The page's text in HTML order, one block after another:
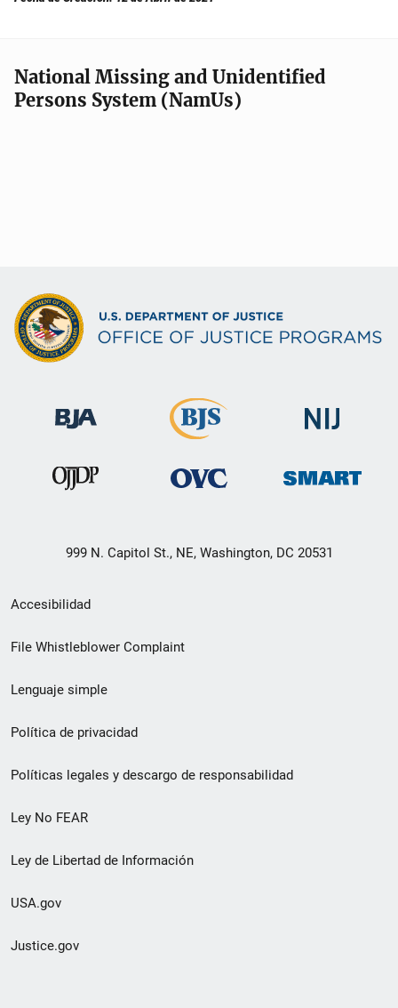
National Missing and Unidentified
Persons System (NamUs)
999 N. Capitol St., NE, Washington, DC 20531
Menú
de
de
pie
de
página
Accesibilidad
File Whistleblower Complaint
Lenguaje simple
Política de privacidad
Políticas legales y descargo de responsabilidad
Ley No FEAR
Ley de Libertad de Información
USA.gov
Justice.gov